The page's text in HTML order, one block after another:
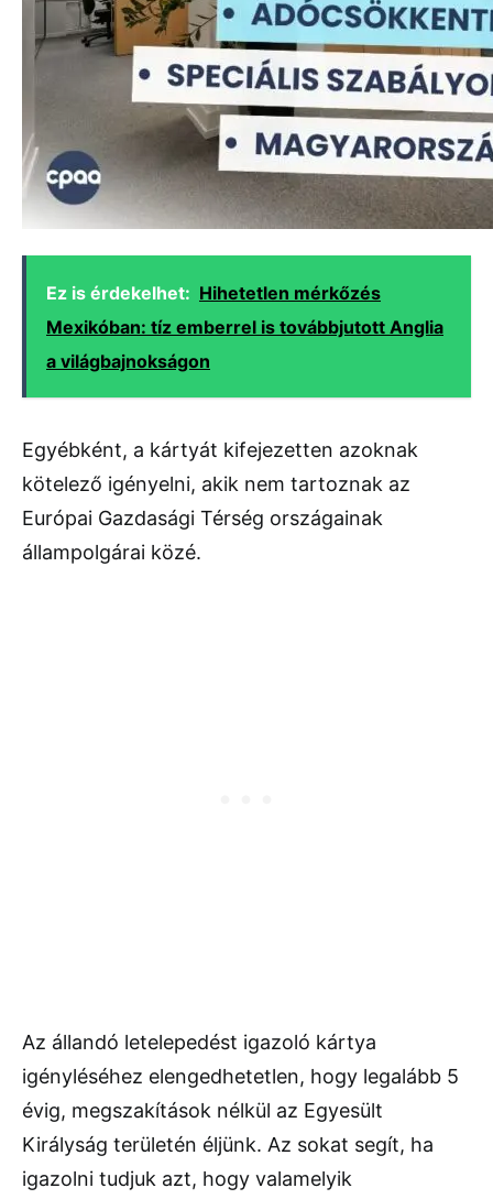
Ez is érdekelhet: Hihetetlen mérkőzés
Mexikóban: tíz emberrel is továbbjutott Anglia
a világbajnokságon
Egyébként, a kártyát kifejezetten azoknak
kötelező igényelni, akik nem tartoznak az
Európai Gazdasági Térség országainak
állampolgárai közé.
Az állandó letelepedést igazoló kártya
igényléséhez elengedhetetlen, hogy legalább 5
évig, megszakítások nélkül az Egyesült
Királyság területén éljünk. Az sokat segít, ha
igazolni tudjuk azt, hogy valamelyik